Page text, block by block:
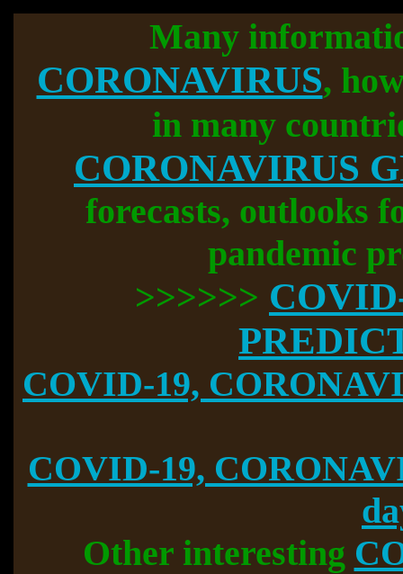
Many
CORONAVIRUS,
in many
CORONAVIRUS
forecasts, outlooks
pandemic
>>>>>>
COVID-19,
COVID-19,
Other interesting